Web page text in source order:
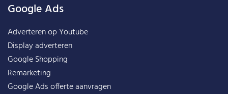
Google Ads
Adverteren op Youtube
Display adverteren
Google Shopping
Remarketing
Google Ads offerte aanvragen